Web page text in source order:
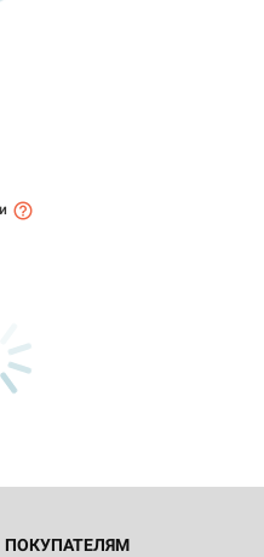
ПОКУПАТЕЛЯМ